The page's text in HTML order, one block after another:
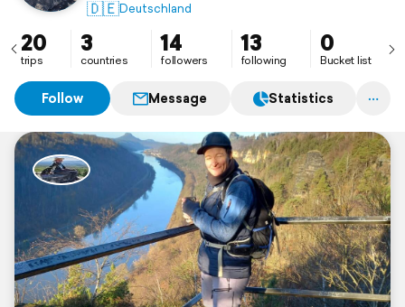
I am curious and love to be on the road. As time and
circumstances allow.
🇩🇪Deutschland
20
trips
3
countries
14
followers
13
following
0
Bucket list
Follow Message Statistics